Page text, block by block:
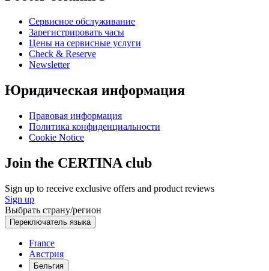
Сервисное обслуживание
Зарегистрировать часы
Цены на сервисные услуги
Check & Reserve
Newsletter
Юридическая информация
Правовая информация
Политика конфиденциальности
Cookie Notice
Join the CERTINA club
Sign up to receive exclusive offers and product reviews
Sign up
Выбрать страну/регион
Переключатель языка
France
Австрия
Бельгия